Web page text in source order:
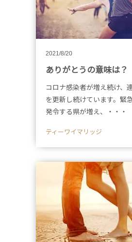
2021/8/20
ありがとうの意味は？
コロナ感染者が増え続け、
を更新し続けています。緊
発令する県が増え、・・・
ティーワイマリッジ